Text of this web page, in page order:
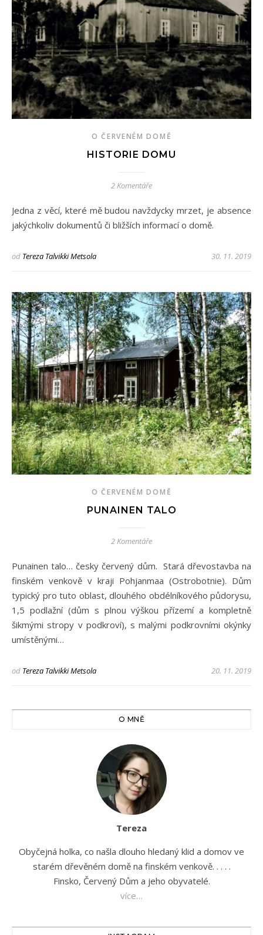
O ČERVENÉM DOMĚ
HISTORIE DOMU
2 Komentáře
Jedna z věcí, které mě budou navždycky mrzet, je absence
jakýchkoliv dokumentů či bližších informací o domě.
od Tereza Talvikki Metsola 30. 11. 2019
O ČERVENÉM DOMĚ
PUNAINEN TALO
2 Komentáře
Punainen talo… česky červený dům. Stará dřevostavba na
finském venkově v kraji Pohjanmaa (Ostrobotnie). Dům
typický pro tuto oblast, dlouhého obdélníkového půdorysu,
1,5 podlažní (dům s plnou výškou přízemí a kompletně
šikmými stropy v podkroví), s malými podkrovními okýnky
umístěnými…
od Tereza Talvikki Metsola 20. 11. 2019
O MNĚ
Tereza
Obyčejná holka, co našla dlouho hledaný klid a domov ve
starém dřevěném domě na finském venkově. . . . .
Finsko, Červený Dům a jeho obyvatelé.
více…